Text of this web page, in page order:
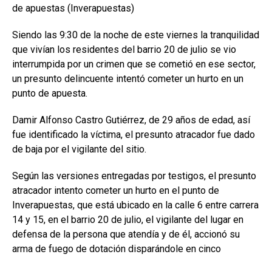
de apuestas (Inverapuestas)
Siendo las 9:30 de la noche de este viernes la tranquilidad
que vivían los residentes del barrio 20 de julio se vio
interrumpida por un crimen que se cometió en ese sector,
un presunto delincuente intentó cometer un hurto en un
punto de apuesta.
Damir Alfonso Castro Gutiérrez, de 29 años de edad, así
fue identificado la víctima, el presunto atracador fue dado
de baja por el vigilante del sitio.
Según las versiones entregadas por testigos, el presunto
atracador intento cometer un hurto en el punto de
Inverapuestas, que está ubicado en la calle 6 entre carrera
14 y 15, en el barrio 20 de julio, el vigilante del lugar en
defensa de la persona que atendía y de él, accionó su
arma de fuego de dotación disparándole en cinco